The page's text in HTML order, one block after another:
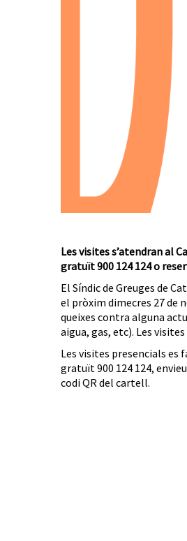
Les visites s’atendran al
gratuït 900 124 124 o
El Síndic de Greuges de
el pròxim dimecres 27 de
queixes contra alguna
aigua, gas, etc). Les
Les visites presencials es
gratuït 900 124 124,
codi QR del cartell.